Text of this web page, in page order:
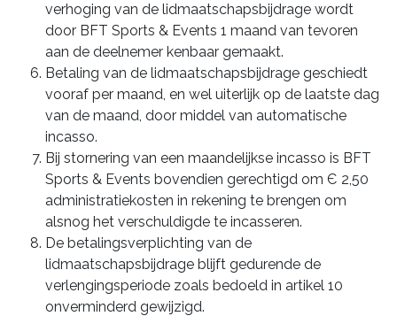
verhoging van de lidmaatschapsbijdrage wordt
door BFT Sports & Events 1 maand van tevoren
aan de deelnemer kenbaar gemaakt.
Betaling van de lidmaatschapsbijdrage geschiedt
vooraf per maand, en wel uiterlijk op de laatste dag
van de maand, door middel van automatische
incasso.
Bij stornering van een maandelijkse incasso is BFT
Sports & Events bovendien gerechtigd om Є 2,50
administratiekosten in rekening te brengen om
alsnog het verschuldigde te incasseren.
De betalingsverplichting van de
lidmaatschapsbijdrage blijft gedurende de
verlengingsperiode zoals bedoeld in artikel 10
onverminderd gewijzigd.